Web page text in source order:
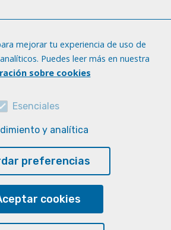
mejorar tu experiencia de uso de
Puedes leer más en nuestra
sobre cookies
Esenciales
y analítica
preferencias
cookies